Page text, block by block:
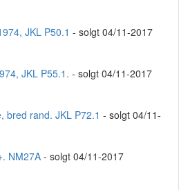
JKL P50.1 - solgt 04/11-2017
JKL P55.1. - solgt 04/11-2017
bred rand. JKL P72.1 - solgt 04/11-
NM27A - solgt 04/11-2017